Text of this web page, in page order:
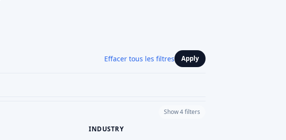
Effacer tous les filtres Apply
Show 4 filters
INDUSTRY